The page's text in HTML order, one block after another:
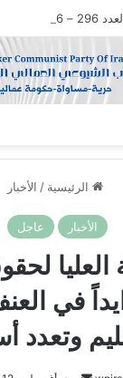
2026
الرئيسية / الأخبار
الأخبار عاجل
العليا
في
وتعدد